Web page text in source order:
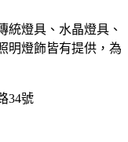
統燈具、水晶燈具、
明燈飾皆有提供，為
34號